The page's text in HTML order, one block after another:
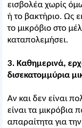
εισβολέα χωρίς
ή το βακτήριο. Ως
το μικρόβιο στο
καταπολεμήσει.
3. Καθημερινά,
δισεκατομμύρια
Αν και δεν είναι
είναι τα μικρόβια
απαραίτητα για